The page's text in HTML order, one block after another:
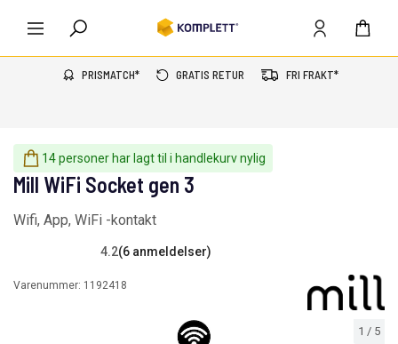
PRISMATCH* GRATIS RETUR FRI FRAKT*
14 personer har lagt til i handlekurv nylig
1 / 5
Mill WiFi Socket gen 3
Wifi, App, WiFi -kontakt
4.2(6 anmeldelser)
Varenummer: 1192418